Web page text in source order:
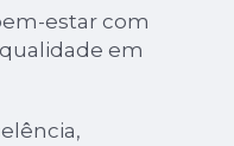
estar com
em